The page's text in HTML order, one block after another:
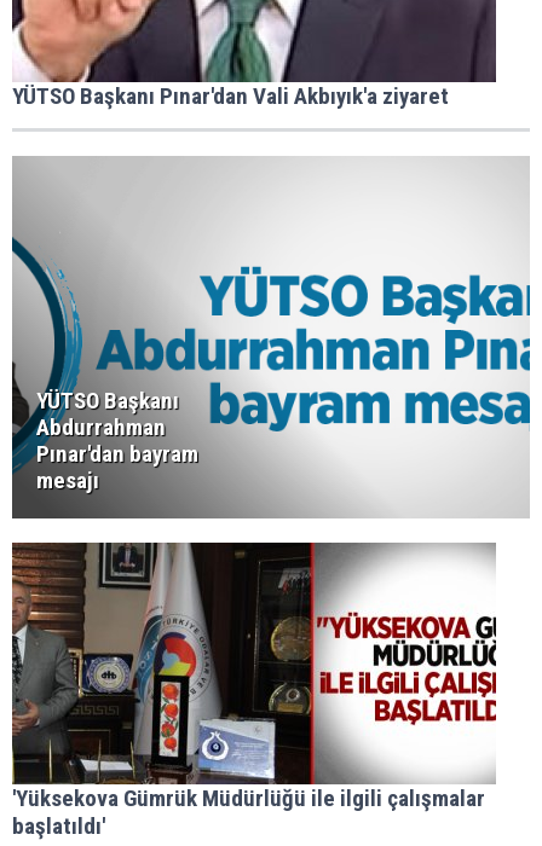
YÜTSO Başkanı Pınar'dan Vali Akbıyık'a ziyaret
YÜTSO Başkanı
Abdurrahman
Pınar'dan bayram
mesajı
'Yüksekova Gümrük Müdürlüğü ile ilgili çalışmalar
başlatıldı'